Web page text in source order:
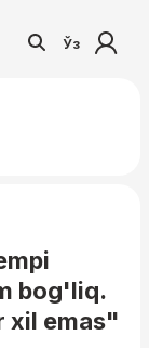
Ўз
bog'liq.
xil emas"